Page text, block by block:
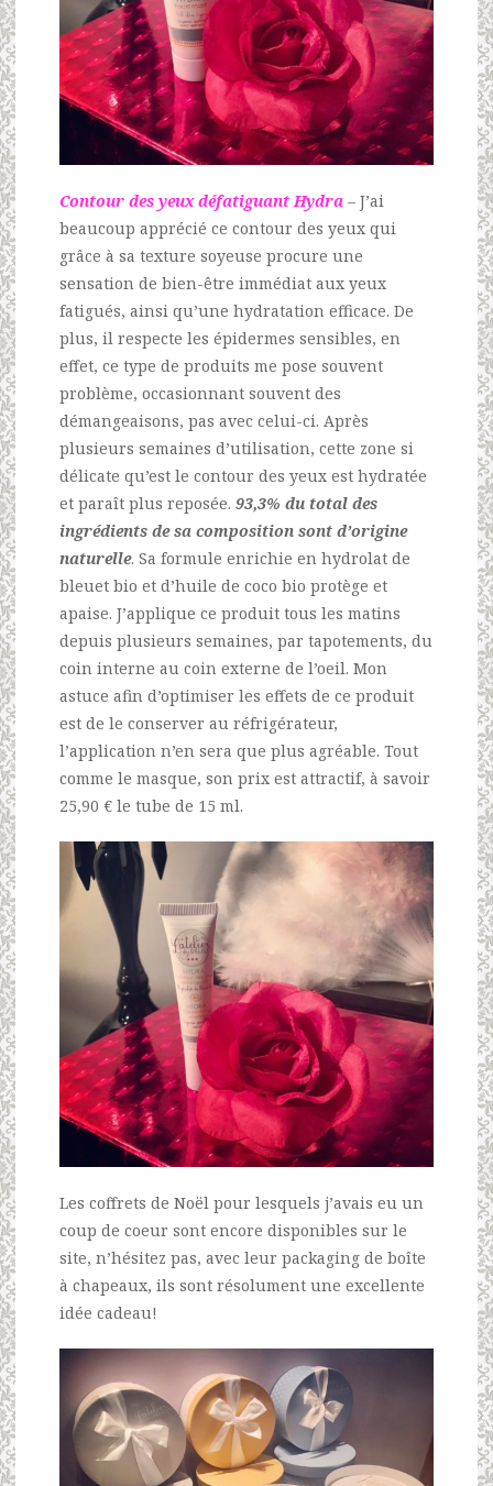
Contour des yeux défatiguant Hydra – J’ai
beaucoup apprécié ce contour des yeux qui
grâce à sa texture soyeuse procure une
sensation de bien-être immédiat aux yeux
fatigués, ainsi qu’une hydratation efficace. De
plus, il respecte les épidermes sensibles, en
effet, ce type de produits me pose souvent
problème, occasionnant souvent des
démangeaisons, pas avec celui-ci. Après
plusieurs semaines d’utilisation, cette zone si
délicate qu’est le contour des yeux est hydratée
et paraît plus reposée. 93,3% du total des
ingrédients de sa composition sont d’origine
naturelle. Sa formule enrichie en hydrolat de
bleuet bio et d’huile de coco bio protège et
apaise. J’applique ce produit tous les matins
depuis plusieurs semaines, par tapotements, du
coin interne au coin externe de l’oeil. Mon
astuce afin d’optimiser les effets de ce produit
est de le conserver au réfrigérateur,
l’application n’en sera que plus agréable. Tout
comme le masque, son prix est attractif, à savoir
25,90 € le tube de 15 ml.
Les coffrets de Noël pour lesquels j’avais eu un
coup de coeur sont encore disponibles sur le
site, n’hésitez pas, avec leur packaging de boîte
à chapeaux, ils sont résolument une excellente
idée cadeau!